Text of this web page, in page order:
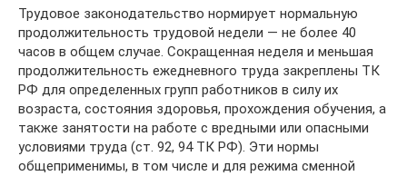
Трудовое законодательство нормирует нормальную
продолжительность трудовой недели — не более 40
часов в общем случае. Сокращенная неделя и меньшая
продолжительность ежедневного труда закреплены ТК
РФ для определенных групп работников в силу их
возраста, состояния здоровья, прохождения обучения, а
также занятости на работе с вредными или опасными
условиями труда (ст. 92, 94 ТК РФ). Эти нормы
общеприменимы, в том числе и для режима сменной